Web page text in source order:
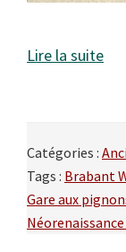
Lire la suite
Catégories :
Tags : Brabant
Gare aux